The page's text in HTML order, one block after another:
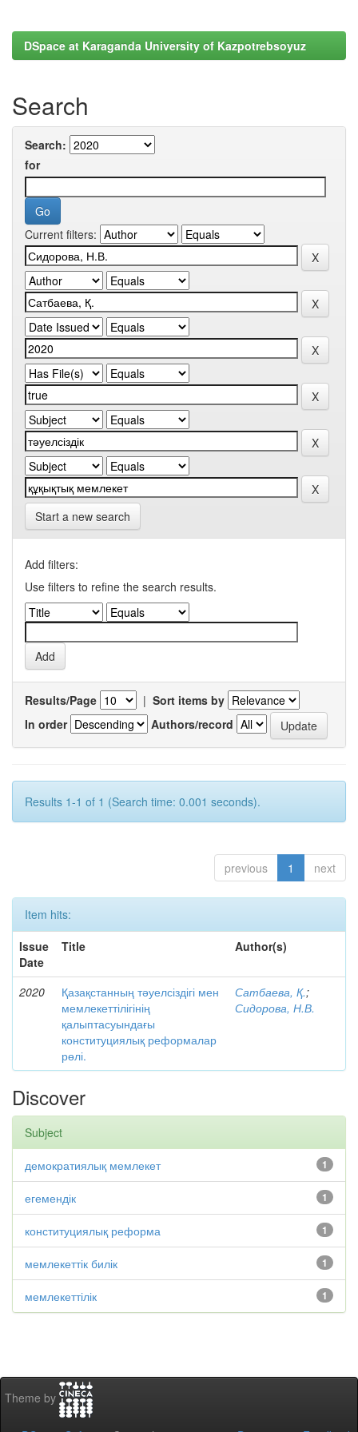
DSpace at Karaganda University of Kazpotrebsoyuz
Search
Search:
for
Current filters:
Start a new search
Add filters:
Use filters to refine the search results.
Results/Page | Sort items by
In order
Authors/record
Results 1-1 of 1 (Search time: 0.001 seconds).
previous 1 next
Item hits:
Issue
Date
Title Author(s)
2020
Қазақстанның тәуелсіздігі мен
мемлекеттілігінің
қалыптасуындағы
конституциялық реформалар
рөлі.
Сатбаева, Қ.;
Сидорова, Н.В.
Discover
Subject
1
демократиялық мемлекет
1
егемендік
1
конституциялық реформа
1
мемлекеттік билік
1
мемлекеттілік
Theme by